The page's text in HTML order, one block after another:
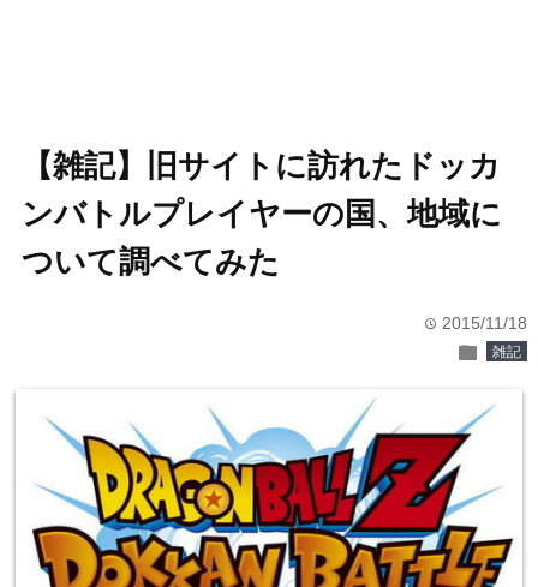
【雑記】旧サイトに訪れたドッカ
ンバトルプレイヤーの国、地域に
ついて調べてみた
time 2015/11/18
folder 雑記